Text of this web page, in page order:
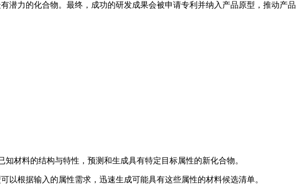
力的化合物。最终，成功的研发成果会被申请专利并纳入产品原型，推动产品
材料的结构与特性，预测和生成具有特定目标属性的新化合物。
根据输入的属性需求，迅速生成可能具有这些属性的材料候选清单。